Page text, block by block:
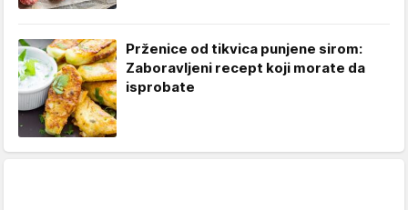
Prženice od tikvica punjene sirom:
Zaboravljeni recept koji morate da
isprobate